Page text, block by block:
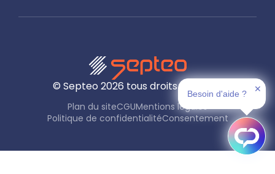
© Septeo 2026 tous droits réservés
Plan du siteCGUMentions légales
Politique de confidentialitéConsentement
Besoin d'aide ? ✕